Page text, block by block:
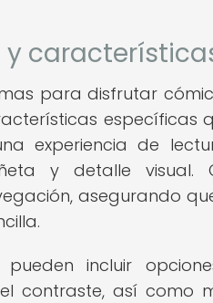
y
para disfrutar
específicas
experiencia de
y detalle visual.
asegurando
incluir
contraste, así como